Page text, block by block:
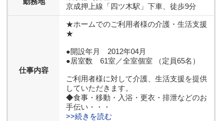
京成押上線「四ツ木駅」下車、徒歩9分
仕事内容
★ホームでのご利用者様の介護・生活支援
★
●開設年月 2012年04月
●居室数 61室／全室個室 （定員65名）
ご利用者様に対して介護、生活支援を提供
していただきます。
◆食事・移動・入浴・更衣・排泄などのお
手伝い・・・
>>続きを読む